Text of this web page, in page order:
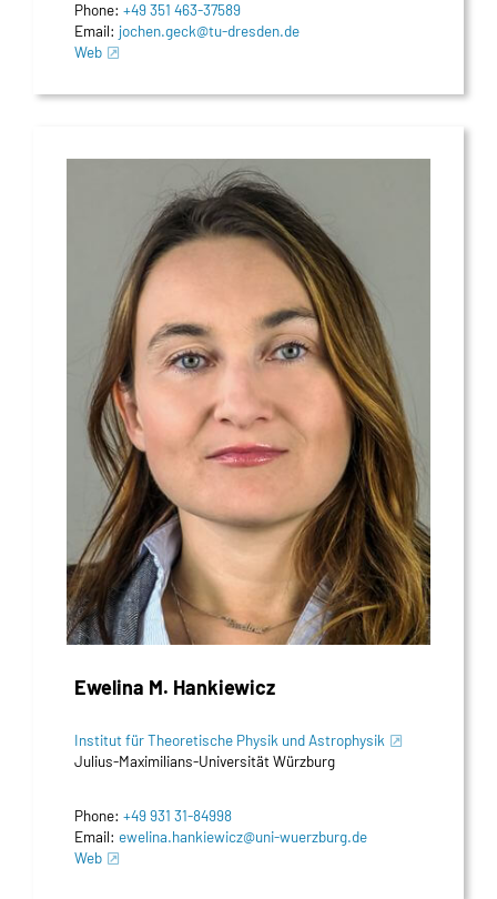
Phone: +49 351 463-37589
Email: jochen.geck@tu-dresden.de
Web
Ewelina M. Hankiewicz
Institut für Theoretische Physik und Astrophysik
Julius-Maximilians-Universität Würzburg
Phone: +49 931 31-84998
Email: ewelina.hankiewicz@uni-wuerzburg.de
Web